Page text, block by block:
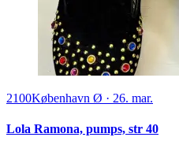
2100København Ø · 26. mar.
Lola Ramona, pumps, str 40